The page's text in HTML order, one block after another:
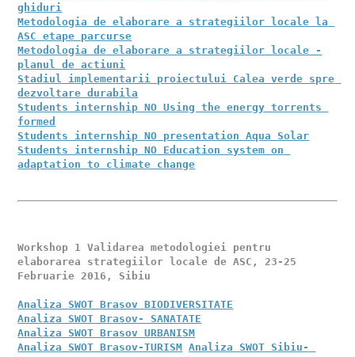
ghiduri
Metodologia de elaborare a strategiilor locale la
ASC etape parcurse
Metodologia de elaborare a strategiilor locale -
planul de actiuni
Stadiul implementarii proiectului Calea verde spre
dezvoltare durabila
Students internship NO Using the energy torrents
formed
Students internship NO presentation Aqua Solar
Students internship NO Education system on
adaptation to climate change
Workshop 1 Validarea metodologiei pentru
elaborarea strategiilor locale de ASC, 23-25
Februarie 2016, Sibiu
Analiza SWOT Brasov BIODIVERSITATE
Analiza SWOT Brasov- SANATATE
Analiza SWOT Brasov URBANISM
Analiza SWOT Brasov-TURISM Analiza SWOT Sibiu-